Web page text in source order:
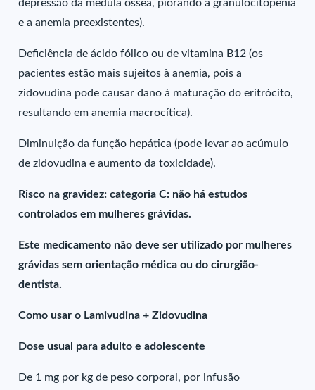
depressão da medula óssea, piorando a granulocitopenia
e a anemia preexistentes).
Deficiência de ácido fólico ou de vitamina B12 (os
pacientes estão mais sujeitos à anemia, pois a
zidovudina pode causar dano à maturação do eritrócito,
resultando em anemia macrocítica).
Diminuição da função hepática (pode levar ao acúmulo
de zidovudina e aumento da toxicidade).
Risco na gravidez: categoria C: não há estudos
controlados em mulheres grávidas.
Este medicamento não deve ser utilizado por mulheres
grávidas sem orientação médica ou do cirurgião-
dentista.
Como usar o Lamivudina + Zidovudina
Dose usual para adulto e adolescente
De 1 mg por kg de peso corporal, por infusão